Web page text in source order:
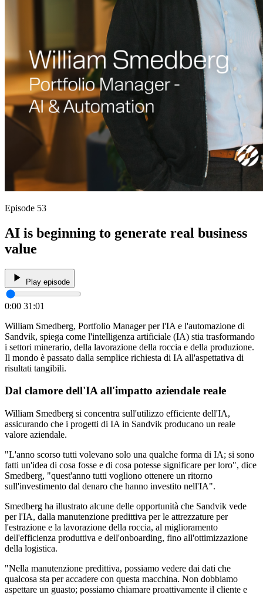
Episode 53
AI is beginning to generate real business
value
Play episode
0:00 31:01
William Smedberg, Portfolio Manager per l'IA e l'automazione di
Sandvik, spiega come l'intelligenza artificiale (IA) stia trasformando
i settori minerario, della lavorazione della roccia e della produzione.
Il mondo è passato dalla semplice richiesta di IA all'aspettativa di
risultati tangibili.
Dal clamore dell'IA all'impatto aziendale reale
William Smedberg si concentra sull'utilizzo efficiente dell'IA,
assicurando che i progetti di IA in Sandvik producano un reale
valore aziendale.
"L'anno scorso tutti volevano solo una qualche forma di IA; si sono
fatti un'idea di cosa fosse e di cosa potesse significare per loro", dice
Smedberg, "quest'anno tutti vogliono ottenere un ritorno
sull'investimento dal denaro che hanno investito nell'IA".
Smedberg ha illustrato alcune delle opportunità che Sandvik vede
per l'IA, dalla manutenzione predittiva per le attrezzature per
l'estrazione e la lavorazione della roccia, al miglioramento
dell'efficienza produttiva e dell'onboarding, fino all'ottimizzazione
della logistica.
"Nella manutenzione predittiva, possiamo vedere dai dati che
qualcosa sta per accadere con questa macchina. Non dobbiamo
aspettare un guasto; possiamo chiamare proattivamente il cliente e